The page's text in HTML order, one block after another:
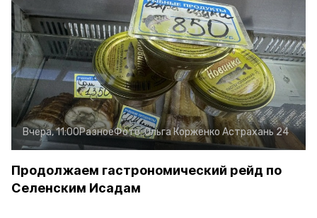
Вчера, 11:00РазноеФото:Ольга Корженко Астрахань 24
Продолжаем гастрономический рейд по
Селенским Исадам